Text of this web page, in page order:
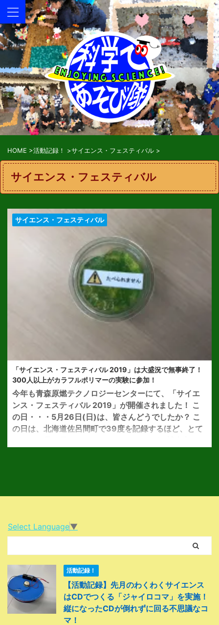
HOME >活動記録！ >サイエンス・フェスティバル >
サイエンス・フェスティバル
サイエンス・フェスティバル
「サイエンス・フェスティバル 2019」は大盛況で無事終了！
300人以上がカラフルポリマーの実験に参加！
今年も青森原燃テクノロジーセンターにて、「サイエ
ンス・フェスティバル 2019」が開催されました！ こ
の日・・・5月26日(日)は、皆さんどうでしたか？ こ
の日は、北海道佐呂間町で39度を記録するほど、とて
ースにも、300人以上の参加者が来てくれました ...
Select Language▼
活動記録！
【活動記録】先月のわくわくサイエンス
はCDでつくる「ジャイロコマ」を実施！
縦になったCDが倒れずに回る不思議なコ
マ！